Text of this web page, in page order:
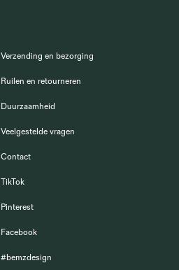
Verzending en bezorging
Ruilen en retourneren
Duurzaamheid
Veelgestelde vragen
Contact
TikTok
Pinterest
Facebook
#bemzdesign